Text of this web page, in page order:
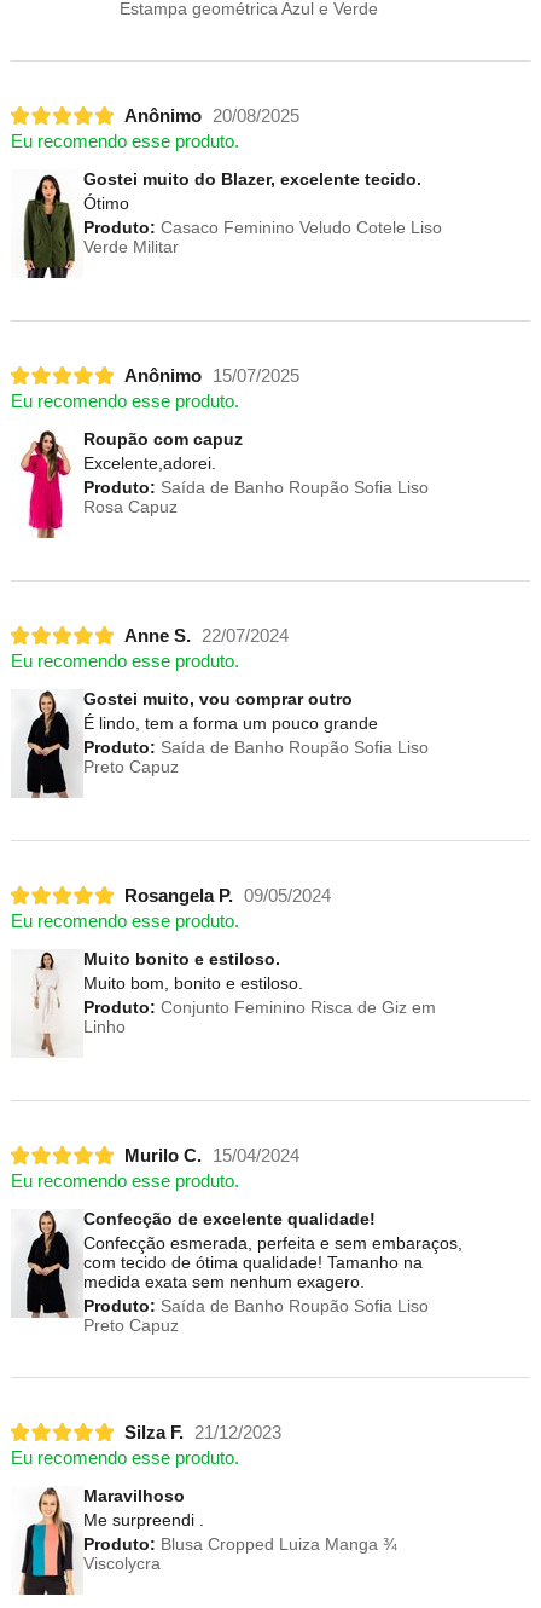
Estampa geométrica Azul e Verde
Anônimo
20/08/2025
Eu recomendo esse produto.
Gostei muito do Blazer, excelente tecido.
Ótimo
Produto: Casaco Feminino Veludo Cotele Liso
Verde Militar
Anônimo
15/07/2025
Eu recomendo esse produto.
Roupão com capuz
Excelente,adorei.
Produto: Saída de Banho Roupão Sofia Liso
Rosa Capuz
Anne S.
22/07/2024
Eu recomendo esse produto.
Gostei muito, vou comprar outro
É lindo, tem a forma um pouco grande
Produto: Saída de Banho Roupão Sofia Liso
Preto Capuz
Rosangela P. 09/05/2024
Eu recomendo esse produto.
Muito bonito e estiloso.
Muito bom, bonito e estiloso.
Produto: Conjunto Feminino Risca de Giz em
Linho
Murilo C.
15/04/2024
Eu recomendo esse produto.
Confecção de excelente qualidade!
Confecção esmerada, perfeita e sem embaraços,
com tecido de ótima qualidade! Tamanho na
medida exata sem nenhum exagero.
Produto: Saída de Banho Roupão Sofia Liso
Preto Capuz
Silza F.
21/12/2023
Eu recomendo esse produto.
Maravilhoso
Me surpreendi .
Produto: Blusa Cropped Luiza Manga ¾
Viscolycra